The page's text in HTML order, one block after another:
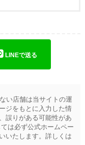
LINEで送る
い店舗は当サイトの運
ジをもとに入力した情
誤りがある可能性があ
は必ず公式ホームペー
いたします。詳しくは